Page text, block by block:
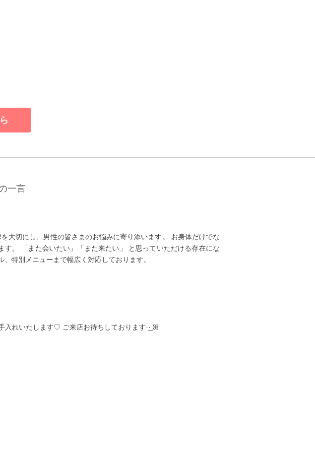
一言
大切にし、男性の皆さまのお悩みに寄り添います。 お身体だけでな
。 「また会いたい」「また来たい」 と思っていただける存在にな
特別メニューまで幅広く対応しております。
入れいたします♡ ご来店お待ちしております·͜· ꕤ